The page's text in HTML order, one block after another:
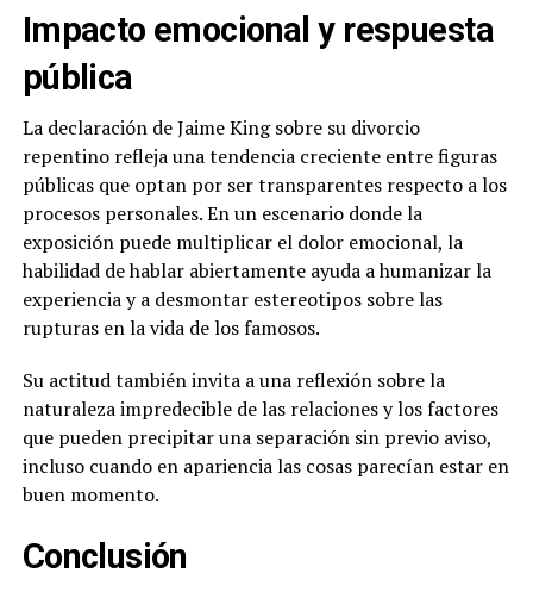
Impacto emocional y respuesta
pública
La declaración de Jaime King sobre su divorcio
repentino refleja una tendencia creciente entre figuras
públicas que optan por ser transparentes respecto a los
procesos personales. En un escenario donde la
exposición puede multiplicar el dolor emocional, la
habilidad de hablar abiertamente ayuda a humanizar la
experiencia y a desmontar estereotipos sobre las
rupturas en la vida de los famosos.
Su actitud también invita a una reflexión sobre la
naturaleza impredecible de las relaciones y los factores
que pueden precipitar una separación sin previo aviso,
incluso cuando en apariencia las cosas parecían estar en
buen momento.
Conclusión